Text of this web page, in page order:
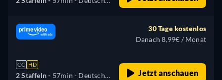
Französisch, Italienisch,
Japanisch, Polnisch,
CC HD
2 Staffeln - 57min - Deutsch,
30 Tage kostenlos
Danach 8,99€ / Monat
Jetzt anschauen